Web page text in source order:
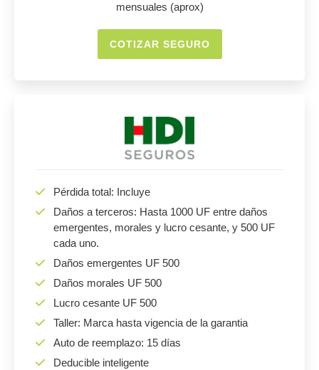
mensuales (aprox)
COTIZAR SEGURO
Pérdida total: Incluye
Daños a terceros: Hasta 1000 UF entre daños
emergentes, morales y lucro cesante, y 500 UF
cada uno.
Daños emergentes UF 500
Daños morales UF 500
Lucro cesante UF 500
Taller: Marca hasta vigencia de la garantia
Auto de reemplazo: 15 días
Deducible inteligente